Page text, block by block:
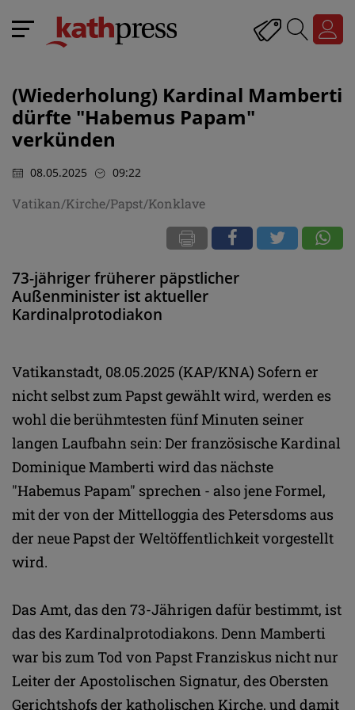
(Wiederholung) Kardinal Mamberti
dürfte "Habemus Papam"
verkünden
08.05.2025 09:22
Vatikan/Kirche/Papst/Konklave
73-jähriger früherer päpstlicher
Außenminister ist aktueller
Kardinalprotodiakon
Vatikanstadt, 08.05.2025 (KAP/KNA) Sofern er
nicht selbst zum Papst gewählt wird, werden es
wohl die berühmtesten fünf Minuten seiner
langen Laufbahn sein: Der französische Kardinal
Dominique Mamberti wird das nächste
"Habemus Papam" sprechen - also jene Formel,
mit der von der Mittelloggia des Petersdoms aus
der neue Papst der Weltöffentlichkeit vorgestellt
wird.
Das Amt, das den 73-Jährigen dafür bestimmt, ist
das des Kardinalprotodiakons. Denn Mamberti
war bis zum Tod von Papst Franziskus nicht nur
Leiter der Apostolischen Signatur, des Obersten
Gerichtshofs der katholischen Kirche, und damit